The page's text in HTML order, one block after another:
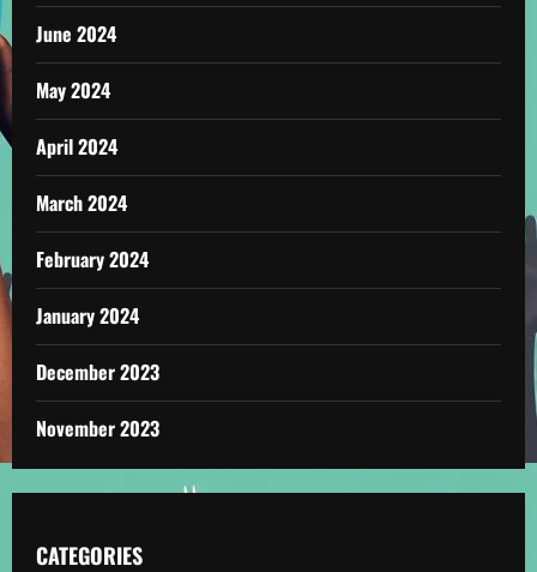
June 2024
May 2024
April 2024
March 2024
February 2024
January 2024
December 2023
November 2023
CATEGORIES